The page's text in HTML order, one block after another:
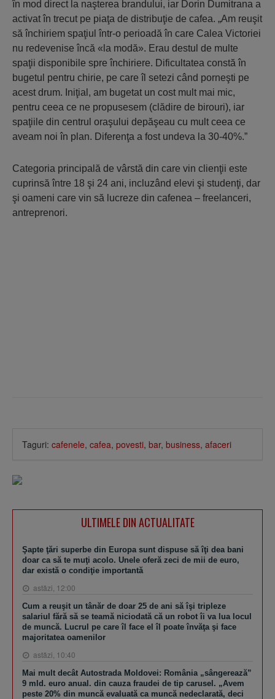
în mod direct la naşterea brandului, iar Dorin Dumitrana a
activat în trecut pe piaţa de distribuţie de cafea. „Am reuşit
să închiriem spaţiul într-o perioadă în care Calea Victoriei
nu redevenise încă «la modă». Erau destul de multe
spaţii disponibile spre închiriere. Dificultatea constă în
bugetul pentru chirie, pe care îl setezi când porneşti pe
acest drum. Iniţial, am bugetat un cost mult mai mic,
pentru ceea ce ne propusesem (clădire de birouri), iar
spaţiile din centrul oraşului depăşeau cu mult ceea ce
aveam noi în plan. Diferenţa a fost undeva la 30-40%.”
Categoria principală de vârstă din care vin clienţii este
cuprinsă între 18 şi 24 ani, incluzând elevi şi studenţi, dar
şi oameni care vin să lucreze din cafenea – freelanceri,
antreprenori.
Taguri: cafenele, cafea, povesti, bar, business, afaceri
ULTIMELE DIN ACTUALITATE
Şapte ţări superbe din Europa sunt dispuse să îţi dea bani
doar ca să te muţi acolo. Unele oferă zeci de mii de euro,
dar există o condiţie importantă
astăzi, 12:00
Cum a reuşit un tânăr de doar 25 de ani să îşi tripleze
salariul fără să se teamă niciodată că un robot îi va lua locul
de muncă. Lucrul pe care îl face el îl poate învăţa şi face
majoritatea oamenilor
astăzi, 10:40
Mai mult decât Autostrada Moldovei: România „sângerează”
9 mld. euro anual. din cauza fraudei de tip carusel. „Avem
peste 20% din muncă evaluată ca muncă nedeclarată, deci